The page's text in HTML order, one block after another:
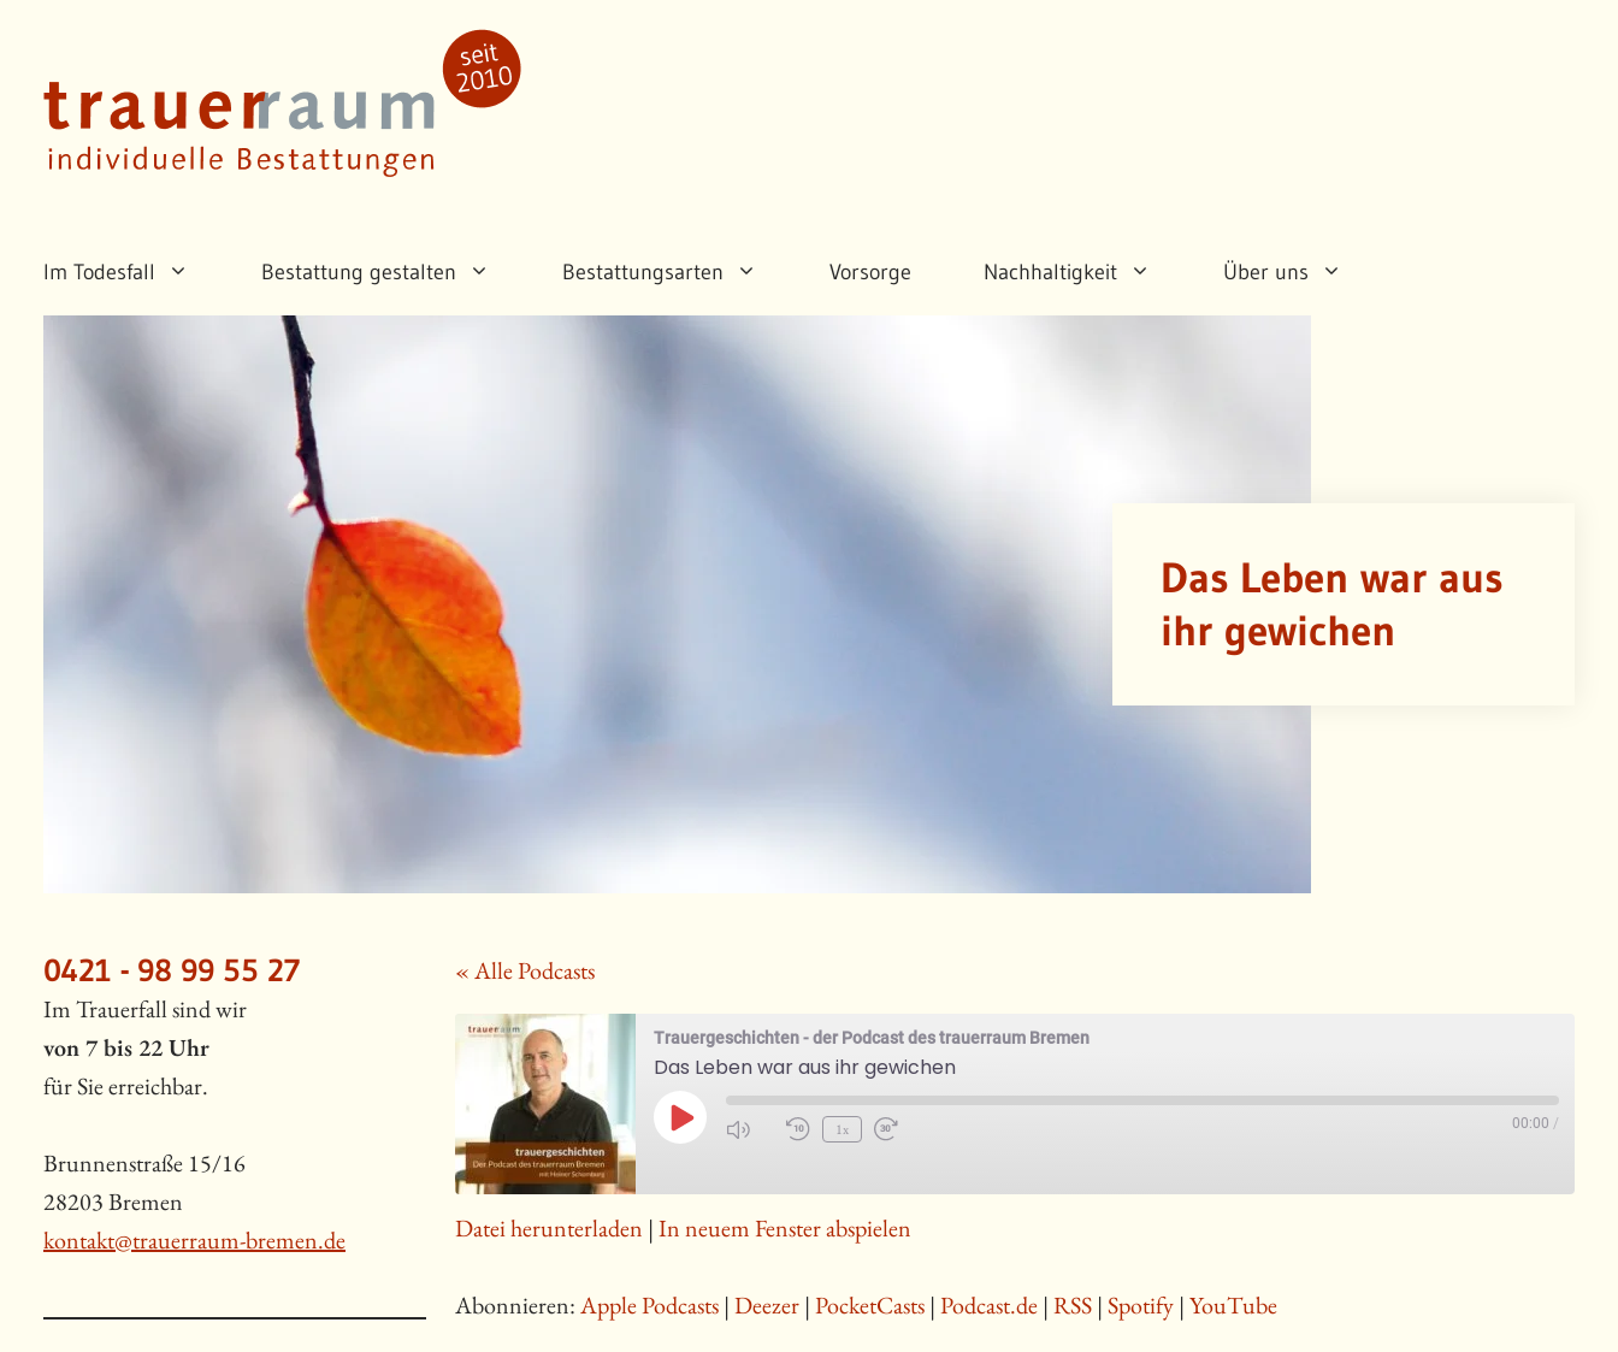
springen
Im Todesfall Bestattung gestalten Bestattungsarten Vorsorge Nachhaltigkeit Über uns
Das Leben war aus
ihr gewichen
« Alle Podcasts
Trauergeschichten - der Podcast des trauerraum Bremen
Das Leben war aus ihr gewichen
Play
1x 00:00 /
Datei herunterladen |In neuem Fenster abspielen
Abonnieren:Apple Podcasts |Deezer |PocketCasts |Podcast.de |RSS |Spotify |YouTube
0421 - 98 99 55 27
Im Trauerfall sind wir
von 7 bis 22 Uhr
für Sie erreichbar.
Brunnenstraße 15/16
28203 Bremen
kontakt@trauerraum-bremen.de